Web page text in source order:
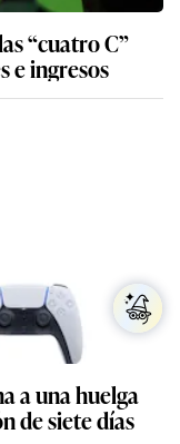
“cuatro C”
e ingresos
a una huelga
de siete días